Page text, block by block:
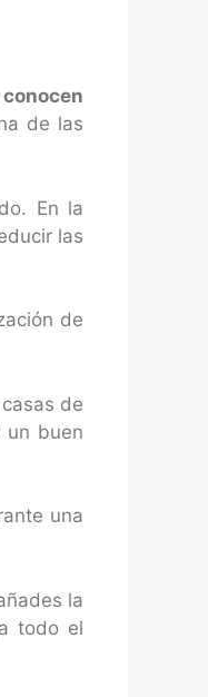
de las
En la
las
de
de
un buen
una
la
todo el